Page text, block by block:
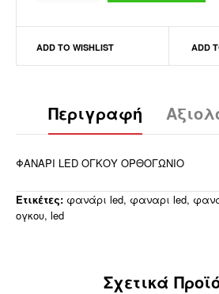
ADD TO WISHLIST ADD
Περιγραφή
ΦΑΝΑΡΙ LED ΟΓΚΟΥ ΟΡΘΟΓΩΝΙΟ
Ετικέτες: φανάρι led, φαναρι led,
ογκου, led
Σχετικά